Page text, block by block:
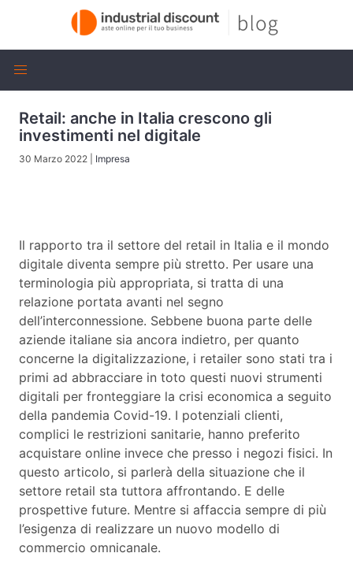
Retail: anche in Italia crescono gli
investimenti nel digitale
30 Marzo 2022 Impresa
Il rapporto tra il settore del retail in Italia e il mondo
digitale diventa sempre più stretto. Per usare una
terminologia più appropriata, si tratta di una
relazione portata avanti nel segno
dell’interconnessione. Sebbene buona parte delle
aziende italiane sia ancora indietro, per quanto
concerne la digitalizzazione, i retailer sono stati tra i
primi ad abbracciare in toto questi nuovi strumenti
digitali per fronteggiare la crisi economica a seguito
della pandemia Covid-19. I potenziali clienti,
complici le restrizioni sanitarie, hanno preferito
acquistare online invece che presso i negozi fisici. In
questo articolo, si parlerà della situazione che il
settore retail sta tuttora affrontando. E delle
prospettive future. Mentre si affaccia sempre di più
l’esigenza di realizzare un nuovo modello di
commercio omnicanale.